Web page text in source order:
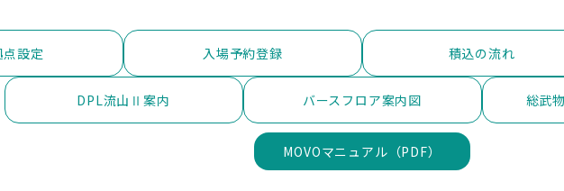
設定 入場予約登録 積込の流れ
DPL流山Ⅱ案内 バースフロア案内図 総武
MOVOマニュアル（PDF）